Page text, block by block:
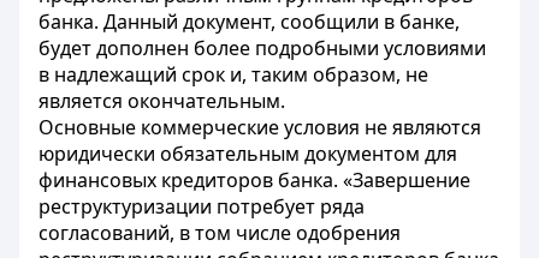
банка. Данный документ, сообщили в банке,
будет дополнен более подробными условиями
в надлежащий срок и, таким образом, не
является окончательным.
Основные коммерческие условия не являются
юридически обязательным документом для
финансовых кредиторов банка. «Завершение
реструктуризации потребует ряда
согласований, в том числе одобрения